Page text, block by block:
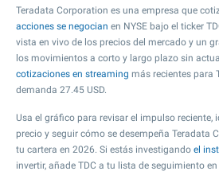
Teradata Corporation es una empresa que
acciones se negocian en NYSE bajo el ticker
vista en vivo de los precios del mercado y un
los movimientos a corto y largo plazo sin
cotizaciones en streaming más recientes para
demanda 27.45 USD.
Usa el gráfico para revisar el impulso reciente,
precio y seguir cómo se desempeña Teradata
tu cartera en 2026. Si estás investigando el
invertir, añade TDC a tu lista de seguimiento